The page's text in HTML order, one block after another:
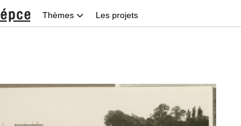
Thèmes Les projets